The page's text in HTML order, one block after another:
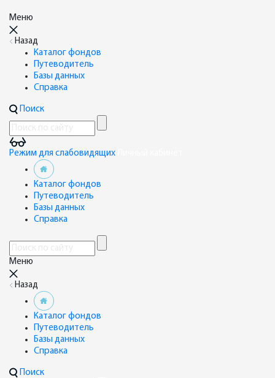
Меню
Назад
Каталог фондов
Путеводитель
Базы данных
Справка
Поиск
Режим для слабовидящих
Каталог фондов
Путеводитель
Базы данных
Справка
Меню
Назад
Каталог фондов
Путеводитель
Базы данных
Справка
Поиск